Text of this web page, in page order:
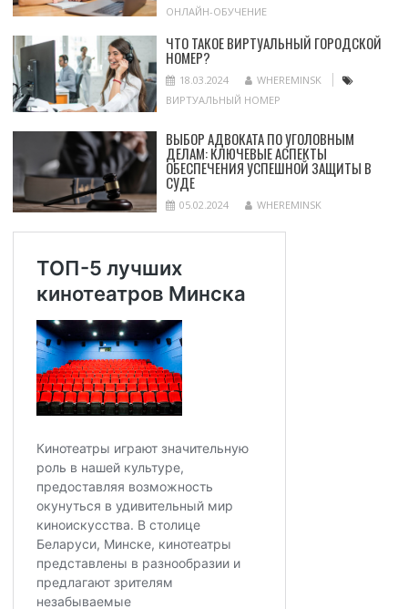
ОНЛАЙН-ОБУЧЕНИЕ
ЧТО ТАКОЕ ВИРТУАЛЬНЫЙ ГОРОДСКОЙ
НОМЕР?
18.03.2024
WHEREMINSK
ВИРТУАЛЬНЫЙ НОМЕР
ВЫБОР АДВОКАТА ПО УГОЛОВНЫМ
ДЕЛАМ: КЛЮЧЕВЫЕ АСПЕКТЫ
ОБЕСПЕЧЕНИЯ УСПЕШНОЙ ЗАЩИТЫ В
СУДЕ
05.02.2024 WHEREMINSK